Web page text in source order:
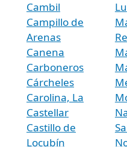
Cambil
Campillo de
Arenas
Canena
Carboneros
Cárcheles
Carolina, La
Castellar
Castillo de
Locubín